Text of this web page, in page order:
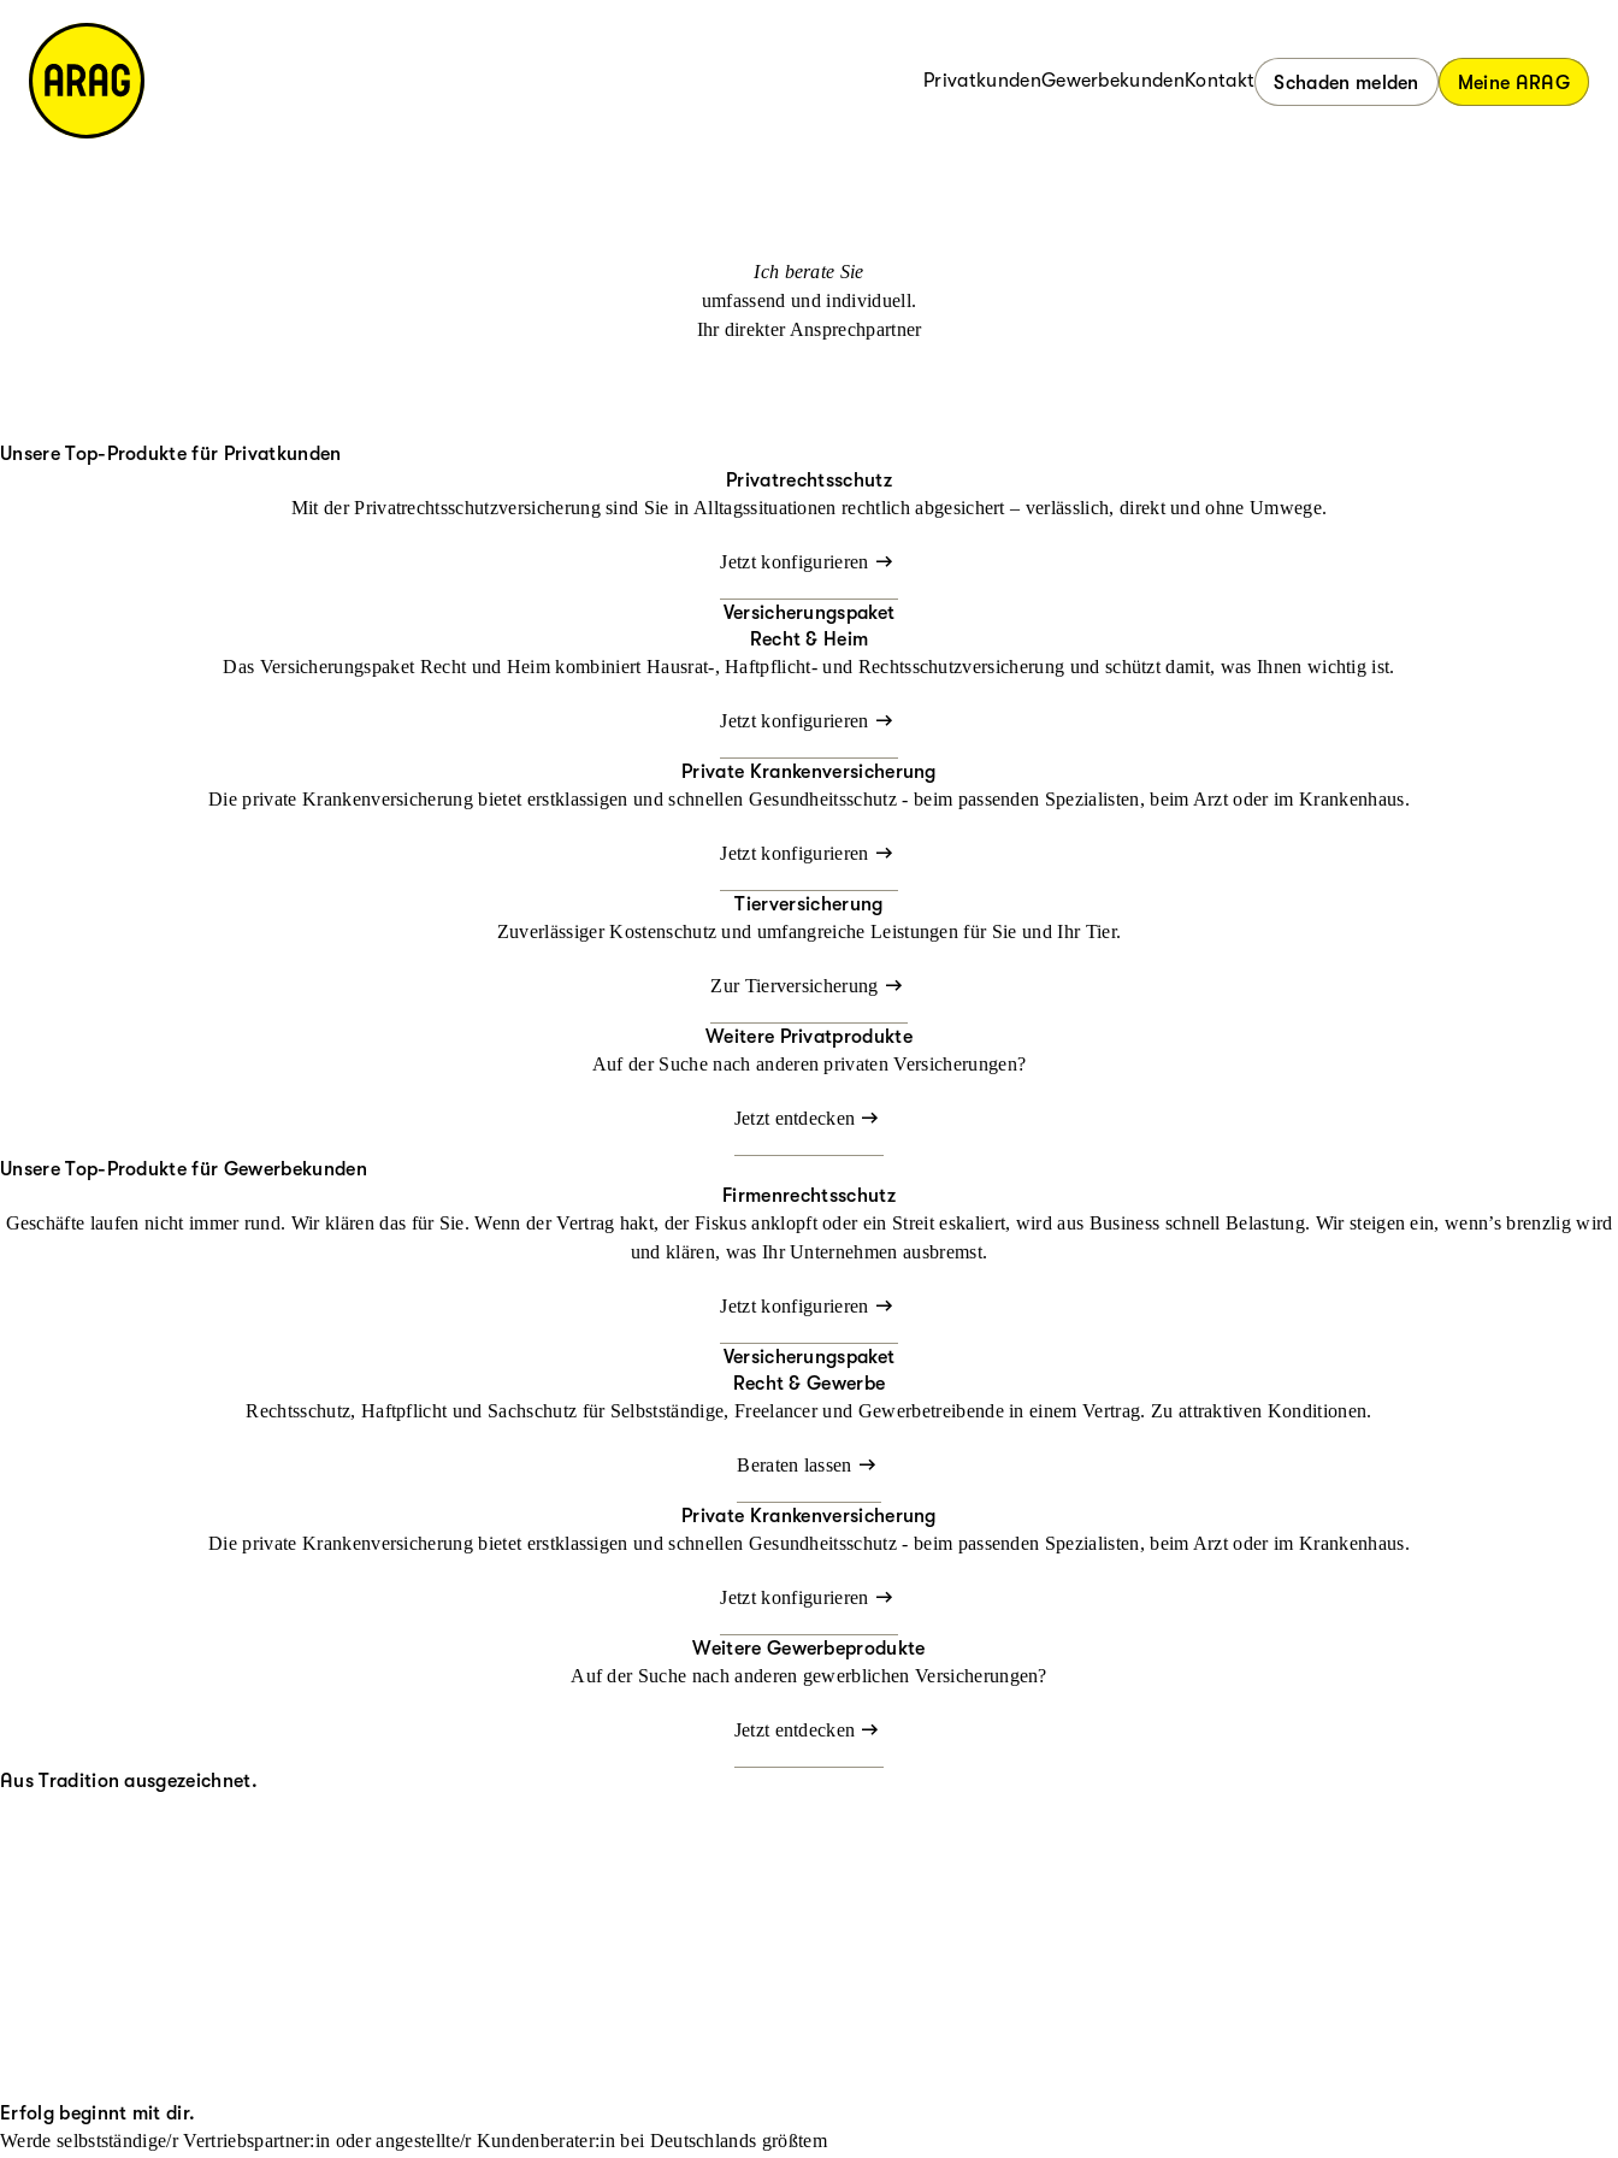
PrivatkundenGewerbekundenKontakt Schaden melden Meine ARAG
Ich berate Sie
umfassend und individuell.
Ihr direkter Ansprechpartner
Unsere Top-Produkte für Privatkunden
Privatrechtsschutz
Mit der Privatrechtsschutzversicherung sind Sie in Alltagssituationen rechtlich abgesichert – verlässlich, direkt und ohne Umwege.
Jetzt konfigurieren
Versicherungspaket
Recht & Heim
Das Versicherungspaket Recht und Heim kombiniert Hausrat-, Haftpflicht- und Rechtsschutzversicherung und schützt damit, was Ihnen wichtig ist.
Jetzt konfigurieren
Private Krankenversicherung
Die private Krankenversicherung bietet erstklassigen und schnellen Gesundheitsschutz - beim passenden Spezialisten, beim Arzt oder im Krankenhaus.
Jetzt konfigurieren
Tierversicherung
Zuverlässiger Kostenschutz und umfangreiche Leistungen für Sie und Ihr Tier.
Zur Tierversicherung
Weitere Privatprodukte
Auf der Suche nach anderen privaten Versicherungen?
Jetzt entdecken
Unsere Top-Produkte für Gewerbekunden
Firmenrechtsschutz
Geschäfte laufen nicht immer rund. Wir klären das für Sie. Wenn der Vertrag hakt, der Fiskus anklopft oder ein Streit eskaliert, wird aus Business schnell Belastung. Wir steigen ein, wenn’s brenzlig wird
und klären, was Ihr Unternehmen ausbremst.
Jetzt konfigurieren
Versicherungspaket
Recht & Gewerbe
Rechtsschutz, Haftpflicht und Sachschutz für Selbstständige, Freelancer und Gewerbetreibende in einem Vertrag. Zu attraktiven Konditionen.
Beraten lassen
Private Krankenversicherung
Die private Krankenversicherung bietet erstklassigen und schnellen Gesundheitsschutz - beim passenden Spezialisten, beim Arzt oder im Krankenhaus.
Jetzt konfigurieren
Weitere Gewerbeprodukte
Auf der Suche nach anderen gewerblichen Versicherungen?
Jetzt entdecken
Aus Tradition ausgezeichnet.
Erfolg beginnt mit dir.
Werde selbstständige/r Vertriebspartner:in oder angestellte/r Kundenberater:in bei Deutschlands größtem